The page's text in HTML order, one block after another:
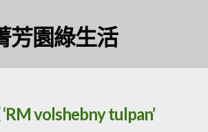
芳園綠生活
volshebny tulpan’